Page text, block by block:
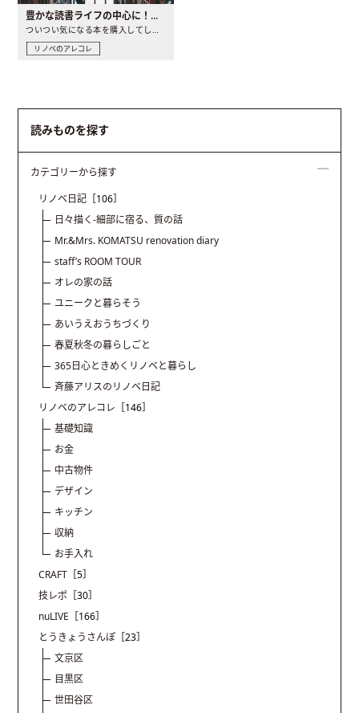
豊かな読書ライフの中心に！おしゃれなオリジナル本棚のある家に住もう
ついつい気になる本を購入してしまって蔵書が増えすぎて収納に困..
リノベのアレコレ
読みものを探す
カテゴリーから探す
リノベ日記 ［106］
日々描く-細部に宿る、質の話
Mr.&Mrs. KOMATSU renovation diary
staff’s ROOM TOUR
オレの家の話
ユニークと暮らそう
あいうえおうちづくり
春夏秋冬の暮らしごと
365日心ときめくリノベと暮らし
斉藤アリスのリノベ日記
リノベのアレコレ ［146］
基礎知識
お金
中古物件
デザイン
キッチン
収納
お手入れ
CRAFT ［5］
技レポ ［30］
nuLIVE ［166］
とうきょうさんぽ ［23］
文京区
目黒区
世田谷区